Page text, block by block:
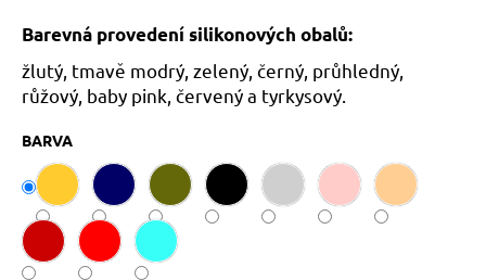
hvězdiček.
Barevná provedení silikonových obalů:
žlutý, tmavě modrý, zelený, černý, průhledný,
růžový, baby pink, červený a tyrkysový.
BARVA
HLEDAT
o
p
o
r